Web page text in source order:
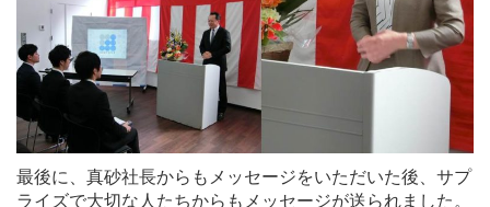
最後に、真砂社長からもメッセージをいただいた後、サプ
ライズで大切な人たちからもメッセージが送られました。